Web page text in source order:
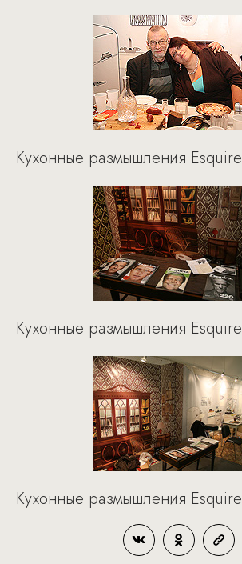
Кухонные размышления Esquire
Кухонные размышления Esquire
Кухонные размышления Esquire